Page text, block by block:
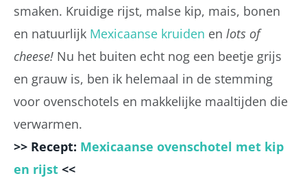
smaken. Kruidige rijst, malse kip, mais, bonen
en natuurlijk Mexicaanse kruiden en lots of
cheese! Nu het buiten echt nog een beetje grijs
en grauw is, ben ik helemaal in de stemming
voor ovenschotels en makkelijke maaltijden die
verwarmen.
>> Recept: Mexicaanse ovenschotel met kip
en rijst <<